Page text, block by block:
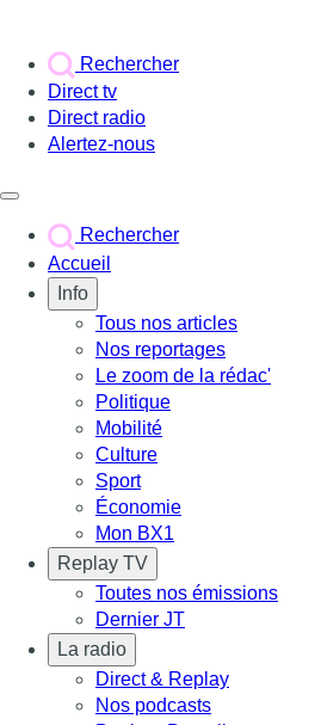
Rechercher
Direct tv
Direct radio
Alertez-nous
Rechercher
Accueil
Info
Tous nos articles
Nos reportages
Le zoom de la rédac'
Politique
Mobilité
Culture
Sport
Économie
Mon BX1
Replay TV
Toutes nos émissions
Dernier JT
La radio
Direct & Replay
Nos podcasts